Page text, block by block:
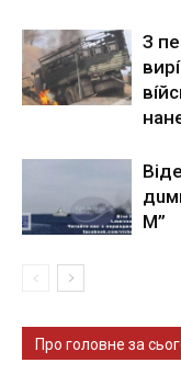
З
М”
Про головне за